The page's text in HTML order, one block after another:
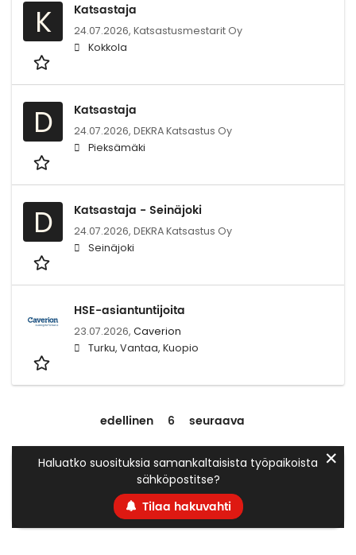
K Katsastaja
24.07.2026, Katsastusmestarit Oy
Kokkola
D Katsastaja
24.07.2026, DEKRA Katsastus Oy
Pieksämäki
D Katsastaja - Seinäjoki
24.07.2026, DEKRA Katsastus Oy
Seinäjoki
HSE-asiantuntijoita
23.07.2026, Caverion
Turku, Vantaa, Kuopio
edellinen 6 seuraava
Haluatko suosituksia samankaltaisista työpaikoista
sähköpostitse?
Tilaa hakuvahti
✕